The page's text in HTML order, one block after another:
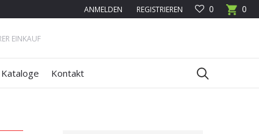
0
0
ANMELDEN REGISTRIEREN
EINKAUF
Kataloge Kontakt